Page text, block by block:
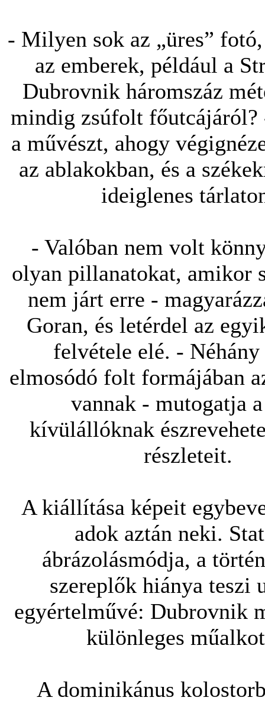
- Milyen sok az „üres”
az emberek, például a
Dubrovnik háromszáz
mindig zsúfolt főutcájáról?
a művészt, ahogy
az ablakokban, és a
ideiglenes
- Valóban nem volt
olyan pillanatokat, amikor
nem járt erre -
Goran, és letérdel az
felvétele elé. -
elmosódó folt formájában
vannak - mutogatja
kívülállóknak
részleteit.
A kiállítása képeit
adok aztán neki.
ábrázolásmódja, a
szereplők hiánya teszi
egyértelművé: Dubrovnik
különleges
A dominikánus